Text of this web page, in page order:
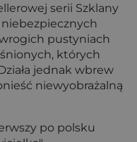
serii Szklany
pustyniach
których
jednak wbrew
niewyobrażalną
po polsku